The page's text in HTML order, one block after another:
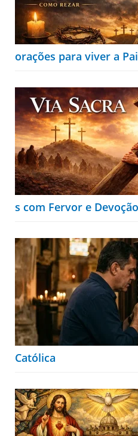
orações para viver a
s com Fervor e Devoção
Católica